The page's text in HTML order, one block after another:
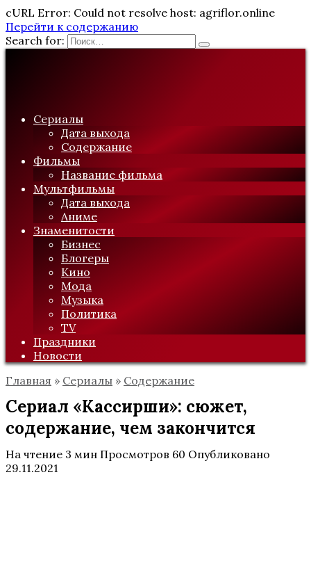
cURL Error: Could not resolve host: agriflor.online
Перейти к содержанию
Search for:
Сериалы
Дата выхода
Содержание
Фильмы
Название фильма
Мультфильмы
Дата выхода
Аниме
Знаменитости
Бизнес
Блогеры
Кино
Мода
Музыка
Политика
TV
Праздники
Новости
Главная » Сериалы » Содержание
Сериал «Кассирши»: сюжет,
содержание, чем закончится
На чтение 3 мин Просмотров 60 Опубликовано
29.11.2021